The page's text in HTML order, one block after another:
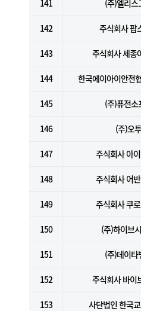
141 (주)엘리스
142 주식회사 팝
143 주식회사 세종
144 한국에이아이안전
145 (주)퓨전소
146 (주)오투
147 주식회사 아
148 주식회사 어
149 주식회사 쿠
150 (주)하이브
151 (주)데이타
152 주식회사 바이
153 사단법인 한국